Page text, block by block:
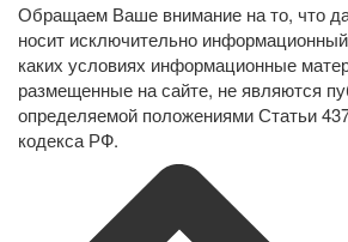
Обращаем Ваше внимание на то, что
носит исключительно
каких условиях информационные
размещенные на сайте, не являются
определяемой положениями Статьи
кодекса РФ.